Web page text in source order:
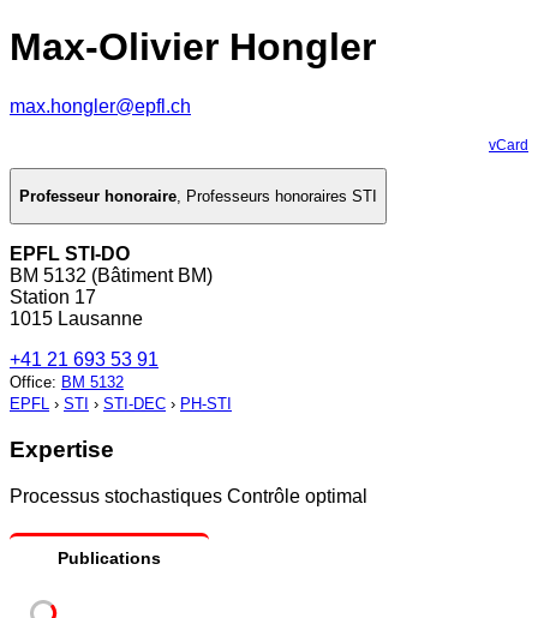
Max-Olivier Hongler
max.hongler@epfl.ch
vCard
Professeur honoraire, Professeurs honoraires STI
EPFL STI-DO
BM 5132 (Bâtiment BM)
Station 17
1015 Lausanne
+41 21 693 53 91
Office: BM 5132
EPFL › STI › STI-DEC › PH-STI
Expertise
Processus stochastiques Contrôle optimal
Publications